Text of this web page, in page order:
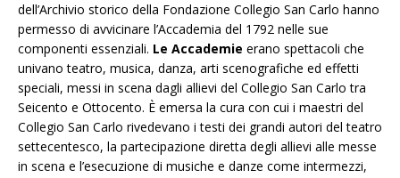
dell’Archivio storico della Fondazione Collegio San Carlo hanno
permesso di avvicinare l’Accademia del 1792 nelle sue
componenti essenziali. Le Accademie erano spettacoli che
univano teatro, musica, danza, arti scenografiche ed effetti
speciali, messi in scena dagli allievi del Collegio San Carlo tra
Seicento e Ottocento. È emersa la cura con cui i maestri del
Collegio San Carlo rivedevano i testi dei grandi autori del teatro
settecentesco, la partecipazione diretta degli allievi alle messe
in scena e l’esecuzione di musiche e danze come intermezzi,